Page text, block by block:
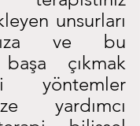
unsurları
ve bu
çıkmak
yöntemler
yardımcı